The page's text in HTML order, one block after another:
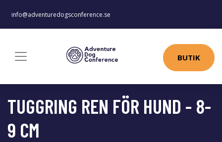
info@adventuredogsconference.se
BUTIK
TUGGRING REN FÖR HUND - 8-
9 CM